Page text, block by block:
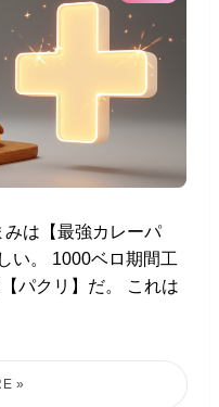
は【最強カレーパ
い。 1000ベロ期間工
パクリ】だ。 これは